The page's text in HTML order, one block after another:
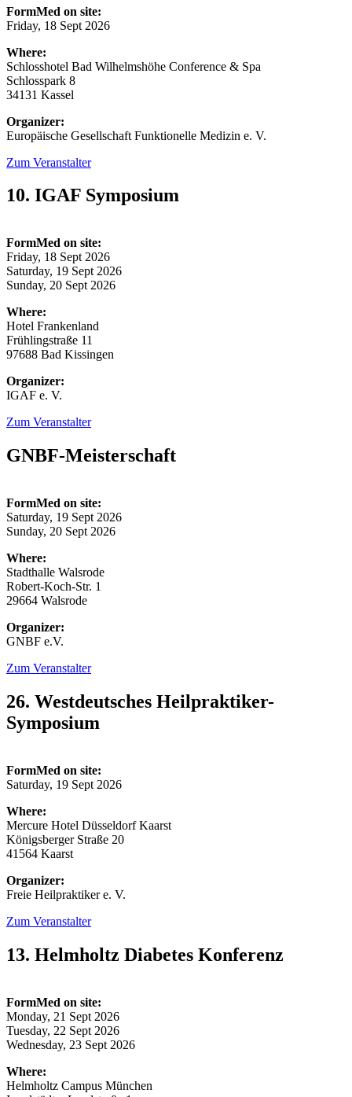
FormMed on site:
Friday, 18 Sept 2026
Where:
Schlosshotel Bad Wilhelmshöhe Conference & Spa
Schlosspark 8
34131 Kassel
Organizer:
Europäische Gesellschaft Funktionelle Medizin e. V.
Zum Veranstalter
10. IGAF Symposium
FormMed on site:
Friday, 18 Sept 2026
Saturday, 19 Sept 2026
Sunday, 20 Sept 2026
Where:
Hotel Frankenland
Frühlingstraße 11
97688 Bad Kissingen
Organizer:
IGAF e. V.
Zum Veranstalter
GNBF-Meisterschaft
FormMed on site:
Saturday, 19 Sept 2026
Sunday, 20 Sept 2026
Where:
Stadthalle Walsrode
Robert-Koch-Str. 1
29664 Walsrode
Organizer:
GNBF e.V.
Zum Veranstalter
26. Westdeutsches Heilpraktiker-
Symposium
FormMed on site:
Saturday, 19 Sept 2026
Where:
Mercure Hotel Düsseldorf Kaarst
Königsberger Straße 20
41564 Kaarst
Organizer:
Freie Heilpraktiker e. V.
Zum Veranstalter
13. Helmholtz Diabetes Konferenz
FormMed on site:
Monday, 21 Sept 2026
Tuesday, 22 Sept 2026
Wednesday, 23 Sept 2026
Where:
Helmholtz Campus München